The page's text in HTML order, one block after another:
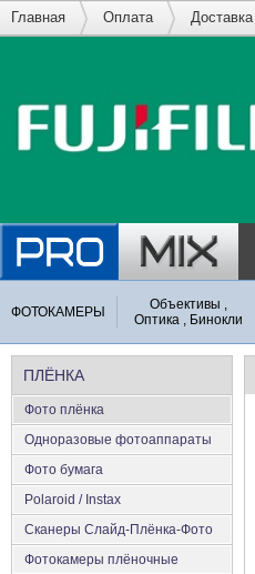
Главная Оплата Доставка
ФОТОКАМЕРЫ
Объективы ,
Оптика , Бинокли
ПЛЁНКА
Фото плёнка
Одноразовые фотоаппараты
Фото бумага
Polaroid / Instax
Сканеры Слайд-Плёнка-Фото
Фотокамеры плёночные